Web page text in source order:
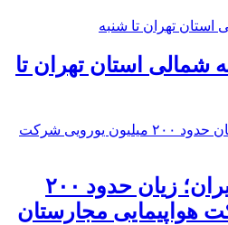
شمالی استان تهران تا
پیامدهای تجاوز به ایران؛ زیان حدود ۲۰۰
هواپیمایی مجارستان